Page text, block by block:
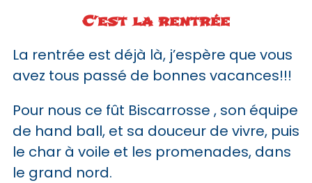
C’est la rentrée
La rentrée est déjà là, j’espère que vous
avez tous passé de bonnes vacances!!!
Pour nous ce fût Biscarrosse , son équipe
de hand ball, et sa douceur de vivre, puis
le char à voile et les promenades, dans
le grand nord.